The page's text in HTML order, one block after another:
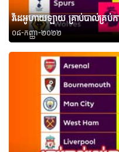
វីដេអូហាយឡាយ គ្រាប់បាល់គ្រប់ក
០៨-កញ្ញា-២០២២